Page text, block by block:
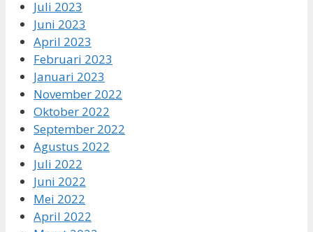
Juli 2023
Juni 2023
April 2023
Februari 2023
Januari 2023
November 2022
Oktober 2022
September 2022
Agustus 2022
Juli 2022
Juni 2022
Mei 2022
April 2022